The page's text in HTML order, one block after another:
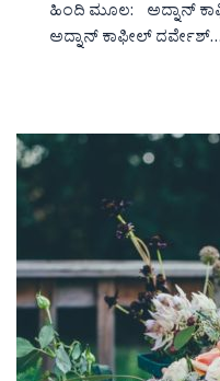
ಹಿಂದಿ ಮೂಲ: ಅದ್ನಾನ್
ಅದ್ನಾನ್ ಕಾಫೀಲ್ ದರ್ವೇಶ್…